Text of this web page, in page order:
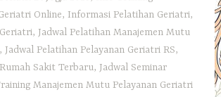
Online, Informasi Pelatihan Geriatri,
, Jadwal Pelatihan Manajemen Mutu
, Jadwal Pelatihan Pelayanan Geriatri RS,
Sakit Terbaru, Jadwal Seminar
Manajemen Mutu Pelayanan Geriatri